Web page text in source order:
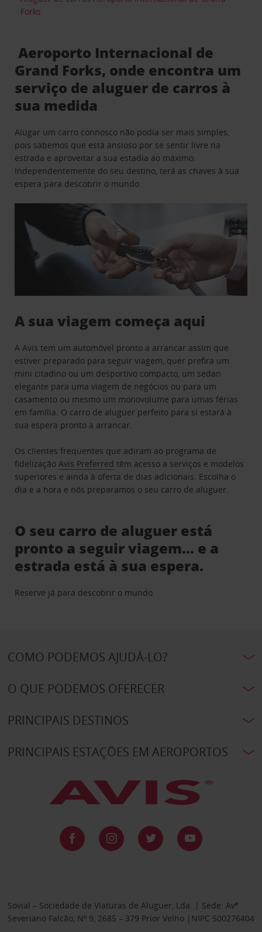
Forks
Aeroporto Internacional de
Grand Forks, onde encontra um
serviço de aluguer de carros à
sua medida
Alugar um carro connosco não podia ser mais simples,
pois sabemos que está ansioso por se sentir livre na
estrada e aproveitar a sua estadia ao máximo.
Independentemente do seu destino, terá as chaves à sua
espera para descobrir o mundo.
A sua viagem começa aqui
A Avis tem um automóvel pronto a arrancar assim que
estiver preparado para seguir viagem, quer prefira um
mini citadino ou um desportivo compacto, um sedan
elegante para uma viagem de negócios ou para um
casamento ou mesmo um monovolume para umas férias
em família. O carro de aluguer perfeito para si estará à
sua espera pronto a arrancar.
Os clientes frequentes que adiram ao programa de
fidelizaçãoAvis Preferred têm acesso a serviços e modelos
superiores e ainda à oferta de dias adicionais. Escolha o
dia e a hora e nós preparamos o seu carro de aluguer.
O seu carro de aluguer está
pronto a seguir viagem… e a
estrada está à sua espera.
Reserve já para descobrir o mundo.
COMO PODEMOS AJUDÁ-LO?
O QUE PODEMOS OFERECER
PRINCIPAIS DESTINOS
PRINCIPAIS ESTAÇÕES EM AEROPORTOS
Sovial – Sociedade de Viaturas de Aluguer, Lda. | Sede: Avª
Severiano Falcão, Nº 9, 2685 – 379 Prior Velho |NIPC 500276404